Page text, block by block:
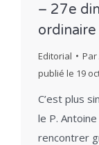
– 27e
ordinaire
Editorial Par
publié le 19
C’est plus
le P.
rencontrer